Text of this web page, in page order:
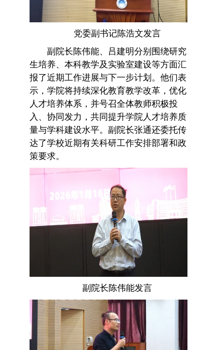
党委副书记陈浩文发言
副院长陈伟能、吕建明分别围绕研究
生培养、本科教学及实验室建设等方面汇
报了近期工作进展与下一步计划。他们表
示，学院将持续深化教育教学改革，优化
人才培养体系，并号召全体教师积极投
入、协同发力，共同提升学院人才培养质
量与学科建设水平。副院长张通还委托传
达了学校近期有关科研工作安排部署和政
策要求。
副院长陈伟能发言